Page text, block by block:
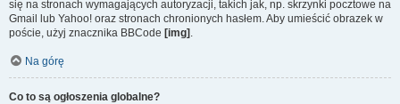
się na stronach wymagających autoryzacji, takich jak, np. skrzynki pocztowe na
Gmail lub Yahoo! oraz stronach chronionych hasłem. Aby umieścić obrazek w
poście, użyj znacznika BBCode [img] .
Na górę
Co to są ogłoszenia globalne?